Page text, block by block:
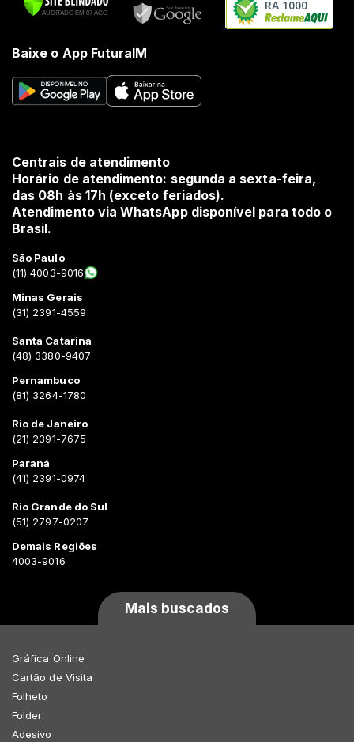
RA 1000
Baixe o App FuturaIM
Centrais de atendimento
Horário de atendimento: segunda a sexta-feira,
das 08h às 17h (exceto feriados).
Atendimento via WhatsApp disponível para todo o
Brasil.
São Paulo
(11) 4003-9016
Minas Gerais
(31) 2391-4559
Santa Catarina
(48) 3380-9407
Pernambuco
(81) 3264-1780
Rio de Janeiro
(21) 2391-7675
Paraná
(41) 2391-0974
Rio Grande do Sul
(51) 2797-0207
Demais Regiões
4003-9016
Mais buscados
Gráfica Online
Cartão de Visita
Folheto
Folder
Adesivo